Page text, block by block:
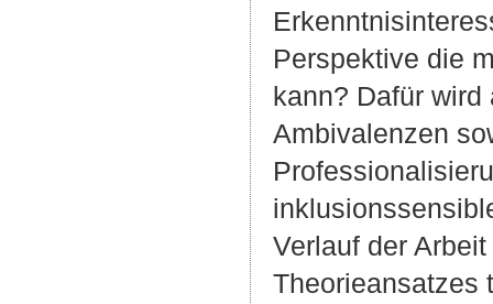
Perspektive die
kann? Dafür
Ambivalenzen
Verlauf der
Theorieansatzes